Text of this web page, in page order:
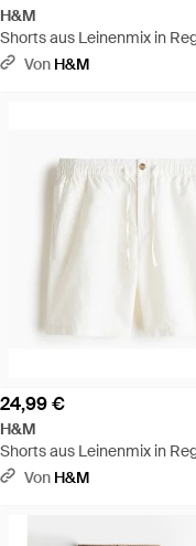
H&M
Shorts aus Leinenmix in
Fit - Schwarz
Von H&M
24,99 €
H&M
Shorts aus Leinenmix in
Fit - Weiß
Von H&M